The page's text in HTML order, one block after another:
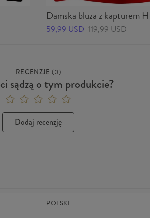
Damska bluza z kapturem
59,99 USD 119,99 USD
RECENZJE (0)
sądzą o tym produkcie?
Dodaj recenzję
POLSKI